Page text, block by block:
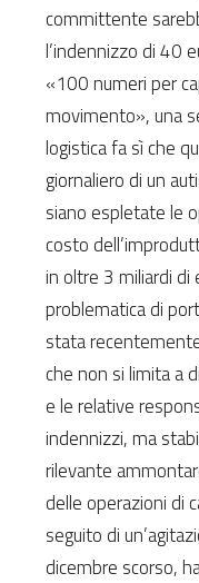
committente
l’indennizzo di 40
«100 numeri per
movimento», una
logistica fa sì che
giornaliero di un
siano espletate le
costo
in oltre 3 miliardi di
problematica di
stata
che non si limita a
e le relative
indennizzi, ma
rilevante
delle operazioni di
seguito di
dicembre scorso,